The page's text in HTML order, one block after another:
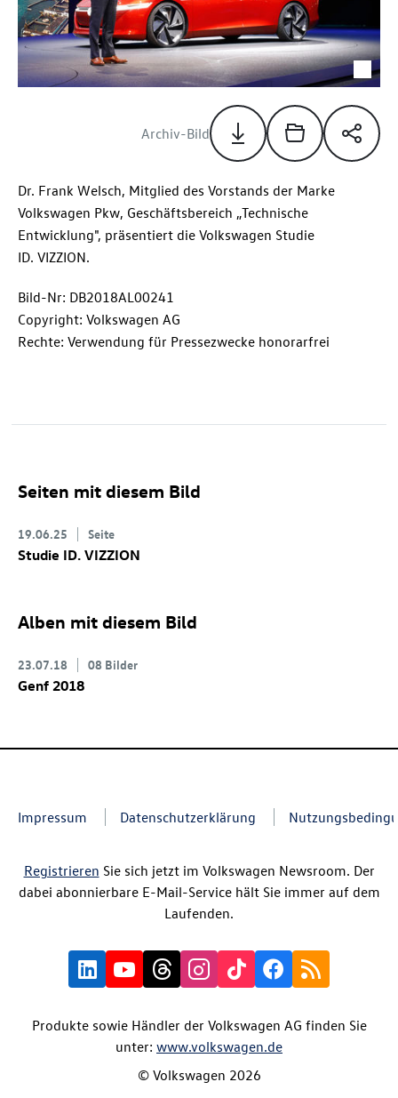
Archiv-Bild
Dr. Frank Welsch, Mitglied des Vorstands der Marke
Volkswagen Pkw, Geschäftsbereich „Technische
Entwicklung", präsentiert die Volkswagen Studie
ID. VIZZION.
Bild-Nr: DB2018AL00241
Copyright: Volkswagen AG
Rechte: Verwendung für Pressezwecke honorarfrei
Seiten mit diesem Bild
19.06.25 Seite
Studie ID. VIZZION
Alben mit diesem Bild
23.07.18 08 Bilder
Genf 2018
Impressum Datenschutzerklärung
Registrieren Sie sich jetzt im Volkswagen Newsroom. Der
dabei abonnierbare E-Mail-Service hält Sie immer auf dem
Laufenden.
Produkte sowie Händler der Volkswagen AG finden Sie
unter: www.volkswagen.de
© Volkswagen 2026